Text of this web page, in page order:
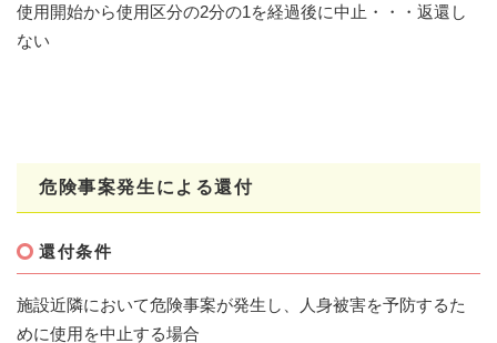
使用開始から使用区分の2分の1を経過後に中止・・・返還し
ない
危険事案発生による還付
還付条件
施設近隣において危険事案が発生し、人身被害を予防するた
めに使用を中止する場合